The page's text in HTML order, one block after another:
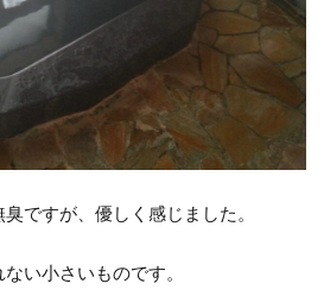
ですが、優しく感じました。
い小さいものです。